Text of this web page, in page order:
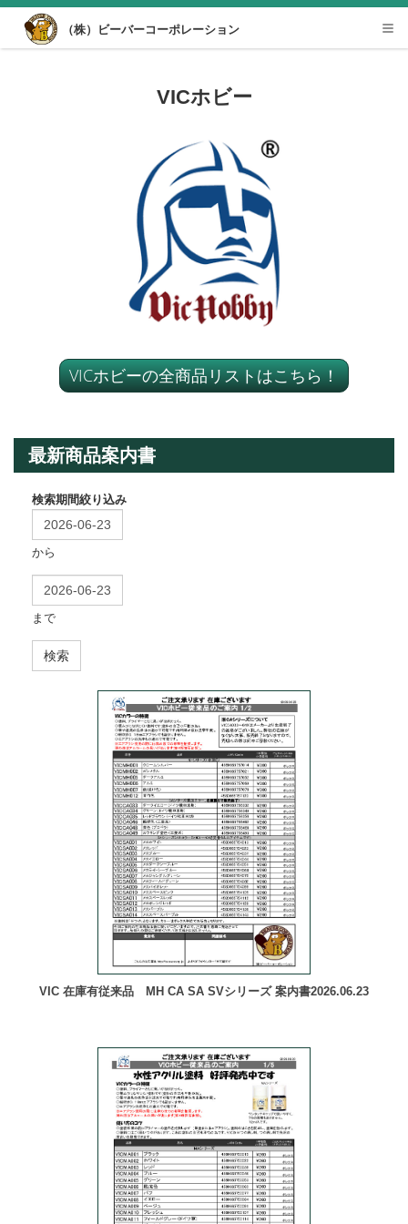
Desktop View
（株）ビーバーコーポレーション
VICホビー
VICホビーの全商品リストはこちら！
最新商品案内書
検索期間絞り込み
から
まで
検索
VIC 在庫有従来品 MH CA SA SVシリーズ 案内書2026.06.23